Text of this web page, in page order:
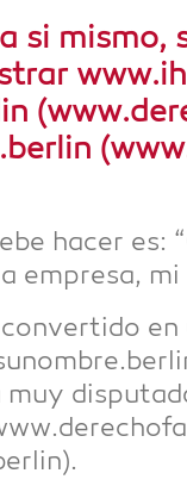
si
hacer es:
empre­sa,